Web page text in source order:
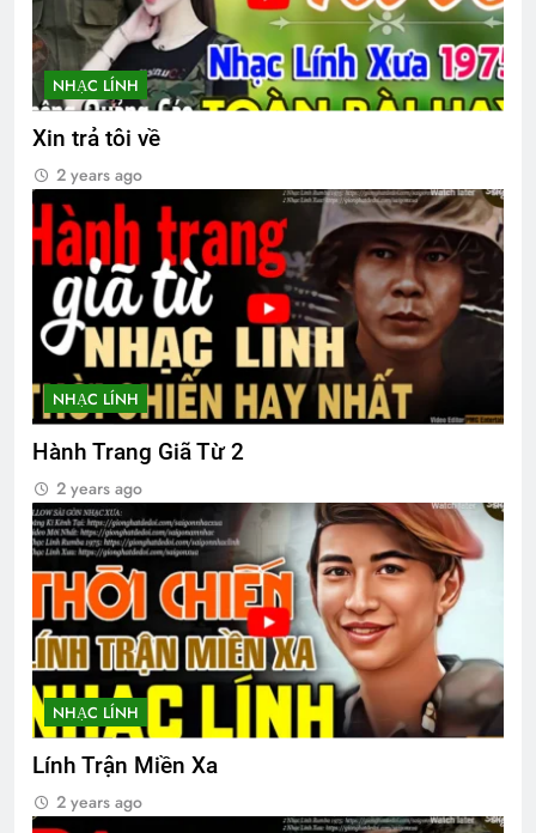
3 Years Ago
CSVSQ Vũ Khắc Hồng K30
Thăm CSVSQ Trần Ngọc Lạc K30
2 Years Ago
CTBCTY Tập III chương 30
3 Years Ago
MỐI TÌNH ĐẦU VĨNH ĐIỆN
CSVSQ Đặng Ngọc Thêm K25
2 Years Ago
Văn thư bổ nhiệm BTC ĐH Toàn cầu
2026
1 Year Ago
Tinh Hoa Tư Tưởng
NHẠC LÍNH
Xin trả tôi về
2 years ago
NHẠC LÍNH
Hành Trang Giã Từ 2
2 years ago
NHẠC LÍNH
Lính Trận Miền Xa
2 years ago